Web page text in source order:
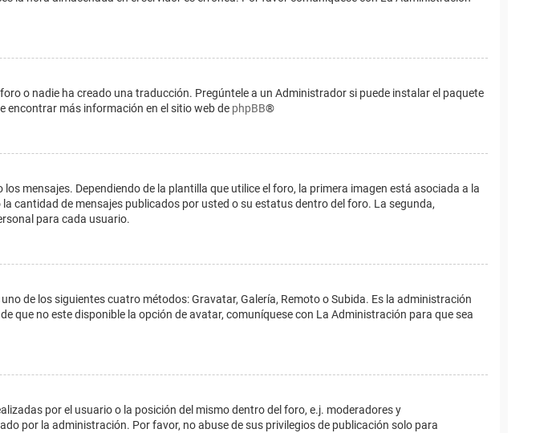
o nadie ha creado una traducción. Pregúntele a un Administrador si puede instalar el paquete
encontrar más información en el sitio web de phpBB®
mensajes. Dependiendo de la plantilla que utilice el foro, la primera imagen está asociada a la
cantidad de mensajes publicados por usted o su estatus dentro del foro. La segunda,
para cada usuario.
de los siguientes cuatro métodos: Gravatar, Galería, Remoto o Subida. Es la administración
que no este disponible la opción de avatar, comuníquese con La Administración para que sea
por el usuario o la posición del mismo dentro del foro, e.j. moderadores y
por la administración. Por favor, no abuse de sus privilegios de publicación solo para